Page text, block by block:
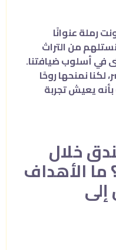
عنوانًا
من التراث
في أسلوب ضيافتنا.
نمنحها روحًا
يعيش تجربة
خلال
الأهداف